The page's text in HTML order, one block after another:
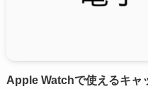
Apple Watchで使えるキャ